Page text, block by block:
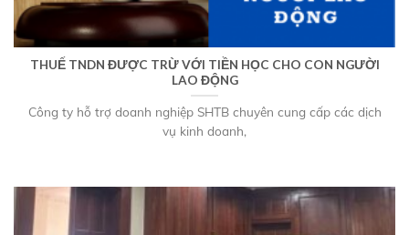
THUẾ TNDN ĐƯỢC TRỪ VỚI TIỀN HỌC CHO CON NGƯỜI
LAO ĐỘNG
Công ty hỗ trợ doanh nghiệp SHTB chuyên cung cấp các dịch
vụ kinh doanh,